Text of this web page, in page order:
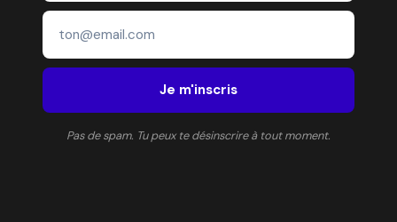
Je m'inscris
Pas de spam. Tu peux te désinscrire à tout moment.